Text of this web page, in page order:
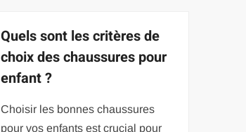
Quels sont les critères de
choix des chaussures pour
enfant ?
Choisir les bonnes chaussures
pour vos enfants est crucial pour